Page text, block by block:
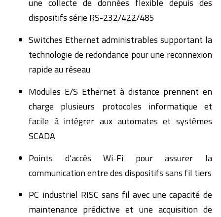
une collecte de données flexible depuis des
dispositifs série RS-232/422/485
Switches Ethernet administrables supportant la
technologie de redondance pour une reconnexion
rapide au réseau
Modules E/S Ethernet à distance prennent en
charge plusieurs protocoles informatique et
facile à intégrer aux automates et systèmes
SCADA
Points d’accès Wi-Fi pour assurer la
communication entre des dispositifs sans fil tiers
PC industriel RISC sans fil avec une capacité de
maintenance prédictive et une acquisition de